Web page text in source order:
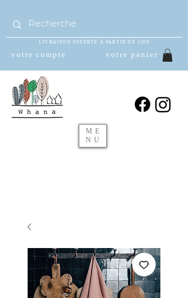
LIVRAISON OFFERTE À PARTIR DE 150€
votre compte votre panier
ME
NU